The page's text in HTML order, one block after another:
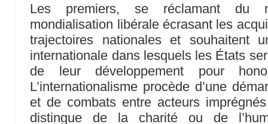
Les premiers, se réclamant du
mondialisation libérale écrasant les
trajectoires nationales et souhaitent
internationale dans lesquels les États
de leur développement pour
L’internationalisme procède d’une
et de combats entre acteurs
distingue de la charité ou de